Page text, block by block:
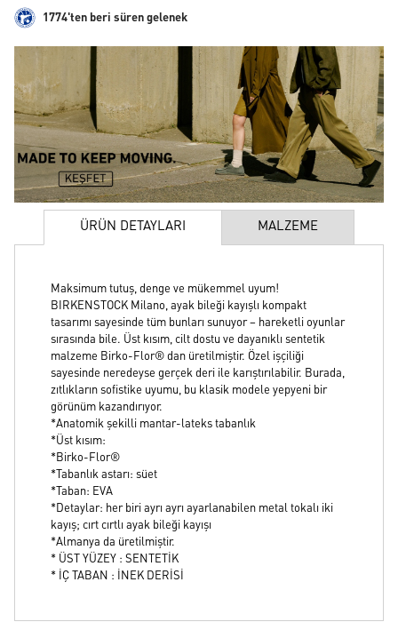
1774'ten beri süren gelenek
ÜRÜN DETAYLARI MALZEME
Maksimum tutuş, denge ve mükemmel uyum!
BIRKENSTOCK Milano, ayak bileği kayışlı kompakt
tasarımı sayesinde tüm bunları sunuyor – hareketli oyunlar
sırasında bile. Üst kısım, cilt dostu ve dayanıklı sentetik
malzeme Birko-Flor® dan üretilmiştir. Özel işçiliği
sayesinde neredeyse gerçek deri ile karıştırılabilir. Burada,
zıtlıkların sofistike uyumu, bu klasik modele yepyeni bir
görünüm kazandırıyor.
*Anatomik şekilli mantar-lateks tabanlık
*Üst kısım:
*Birko-Flor®
*Tabanlık astarı: süet
*Taban: EVA
*Detaylar: her biri ayrı ayrı ayarlanabilen metal tokalı iki
kayış; cırt cırtlı ayak bileği kayışı
*Almanya da üretilmiştir.
* ÜST YÜZEY : SENTETİK
* İÇ TABAN : İNEK DERİSİ